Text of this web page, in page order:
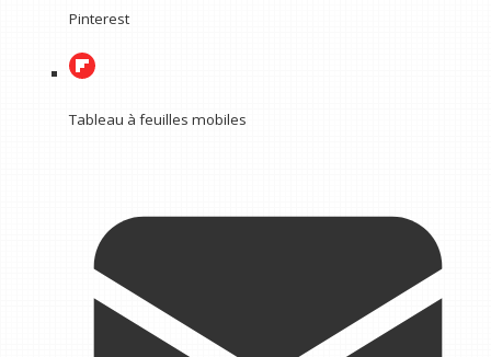
Pinterest
Tableau à feuilles mobiles